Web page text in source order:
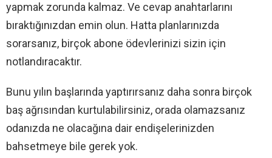
yapmak zorunda kalmaz. Ve cevap anahtarlarını
bıraktığınızdan emin olun. Hatta planlarınızda
sorarsanız, birçok abone ödevlerinizi sizin için
notlandıracaktır.
Bunu yılın başlarında yaptırırsanız daha sonra birçok
baş ağrısından kurtulabilirsiniz, orada olamazsanız
odanızda ne olacağına dair endişelerinizden
bahsetmeye bile gerek yok.